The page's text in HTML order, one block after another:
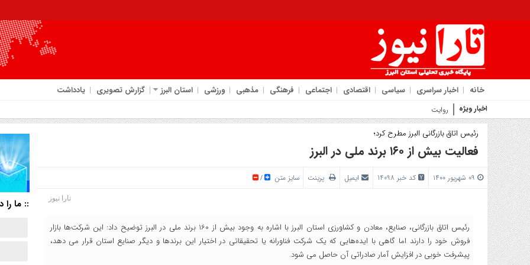
خانه اخبار سراسری سیاسی اقتصادی اجتماعی فرهنگی مذهبی ورزشی استان البرز گزارش تصویری یادداشت
اخبار ویژه روایت شهردار کمال‌شهر از جهش ع
رئیس اتاق بازرگانی البرز مطرح کرد؛
فعالیت بیش از ۱۶۰ برند ملی در البرز
کد خبر 14098 ایمیل پرینت سایز متن /
تارا نیوز
رئیس اتاق بازرگانی، صنایع، معادن و کشاورزی استان البرز با اشاره به وجود بیش از 160 برند ملی در البرز توضیح داد: این شرکت‌ها بازار
فروش خود را دارند اما گاهی با ایده‌هایی که یک شرکت فناورانه یا تحقیقاتی در اختیار این برندها و دیگر صنایع استان قرار می دهد،
پیشرفت خوبی در افزایش آمار صادراتی آن حاصل می شود.
:: ما را